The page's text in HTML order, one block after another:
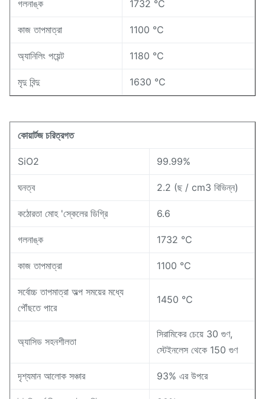
গলনাঙ্ক 1732 ℃
কাজ তাপমাত্রা 1100 ℃
অ্যানিলিং পয়েন্ট 1180 ℃
মৃদু বিন্দু 1630 ℃
কোয়ার্টজ চরিত্রগত
SiO2 99.99%
ঘনত্ব 2.2 (ছ / cm3 বিভিন্ন)
কঠোরতা মোহ 'স্কেলের ডিগ্রি 6.6
গলনাঙ্ক 1732 ℃
কাজ তাপমাত্রা 1100 ℃
সর্বোচ্চ তাপমাত্রা অল্প সময়ের মধ্যে
পৌঁছতে পারে
1450 ℃
অ্যাসিড সহনশীলতা
সিরামিকের চেয়ে 30 গুণ,
স্টেইনলেস থেকে 150 গুণ
দৃশ্যমান আলোক সঞ্চার 93% এর উপরে